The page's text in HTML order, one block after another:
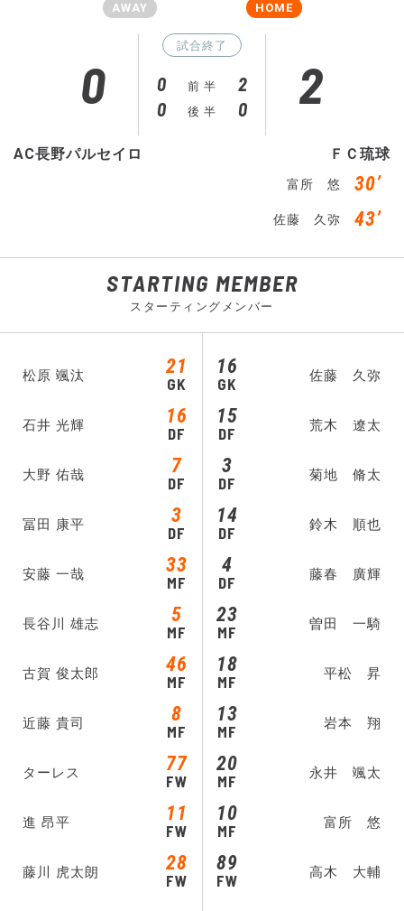
AWAY
AC長野パルセイロ
0
試合終了
0 前 半
2
0
後 半 0 2
ＦＣ琉球
富所 悠 30’
佐藤 久弥 43’
HOME
STARTING MEMBER
スターティングメンバー
松原 颯汰 21
GK
石井 光輝 16
DF
大野 佑哉 7
DF
冨田 康平 3
DF
安藤 一哉 33
MF
長谷川 雄志 5
MF
古賀 俊太郎 46
MF
近藤 貴司 8
MF
ターレス 77
FW
進 昂平 11
FW
藤川 虎太朗 28
FW
GK
16 佐藤 久弥
DF
15 荒木 遼太
DF
3 菊地 脩太
DF
14 鈴木 順也
DF
4 藤春 廣輝
MF
23 曽田 一騎
MF
18 平松 昇
MF
13 岩本 翔
MF
20 永井 颯太
MF
10 富所 悠
FW
89 高木 大輔